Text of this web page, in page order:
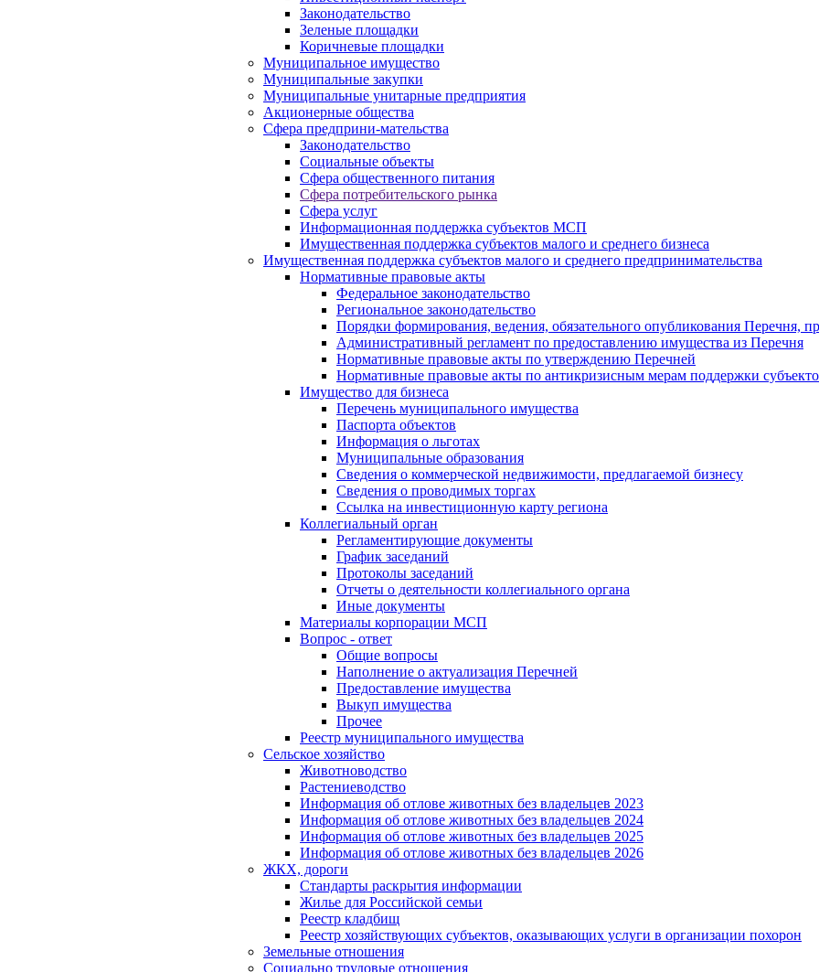
Законодательство
Зеленые площадки
Коричневые площадки
Муниципальное имущество
Муниципальные закупки
Муниципальные унитарные предприятия
Акционерные общества
Сфера предприни-мательства
Законодательство
Социальные объекты
Сфера общественного питания
Сфера потребительского рынка
Сфера услуг
Информационная поддержка субъектов МСП
Имущественная поддержка субъектов малого и среднего бизнеса
Имущественная поддержка субъектов малого и среднего предпринимательства
Нормативные правовые акты
Федеральное законодательство
Региональное законодательство
Порядки формирования, ведения, обязательного опубликования Перечня,
Административный регламент по предоставлению имущества из Перечня
Нормативные правовые акты по утверждению Перечней
Нормативные правовые акты по антикризисным мерам поддержки
Имущество для бизнеса
Перечень муниципального имущества
Паспорта объектов
Информация о льготах
Муниципальные образования
Сведения о коммерческой недвижимости, предлагаемой бизнесу
Сведения о проводимых торгах
Ссылка на инвестиционную карту региона
Коллегиальный орган
Регламентирующие документы
График заседаний
Протоколы заседаний
Отчеты о деятельности коллегиального органа
Иные документы
Материалы корпорации МСП
Вопрос - ответ
Общие вопросы
Наполнение о актуализация Перечней
Предоставление имущества
Выкуп имущества
Прочее
Реестр муниципального имущества
Сельское хозяйство
Животноводство
Растениеводство
Информация об отлове животных без владельцев 2023
Информация об отлове животных без владельцев 2024
Информация об отлове животных без владельцев 2025
Информация об отлове животных без владельцев 2026
ЖКХ, дороги
Стандарты раскрытия информации
Жилье для Российской семьи
Реестр кладбищ
Реестр хозяйствующих субъектов, оказывающих услуги в организации похорон
Земельные отношения
Социально трудовые отношения